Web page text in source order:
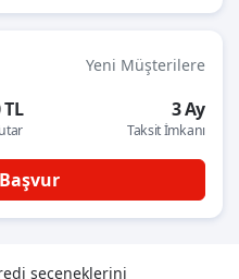
Yeni Müşterilere
3 Ay
Taksit İmkanı
seçeneklerini